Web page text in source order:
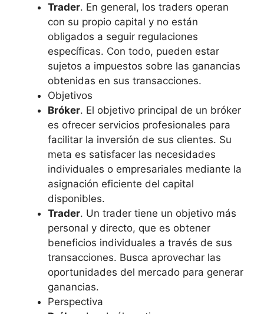
Trader. En general, los traders operan
con su propio capital y no están
obligados a seguir regulaciones
específicas. Con todo, pueden estar
sujetos a impuestos sobre las ganancias
obtenidas en sus transacciones.
Objetivos
Bróker. El objetivo principal de un bróker
es ofrecer servicios profesionales para
facilitar la inversión de sus clientes. Su
meta es satisfacer las necesidades
individuales o empresariales mediante la
asignación eficiente del capital
disponibles.
Trader. Un trader tiene un objetivo más
personal y directo, que es obtener
beneficios individuales a través de sus
transacciones. Busca aprovechar las
oportunidades del mercado para generar
ganancias.
Perspectiva